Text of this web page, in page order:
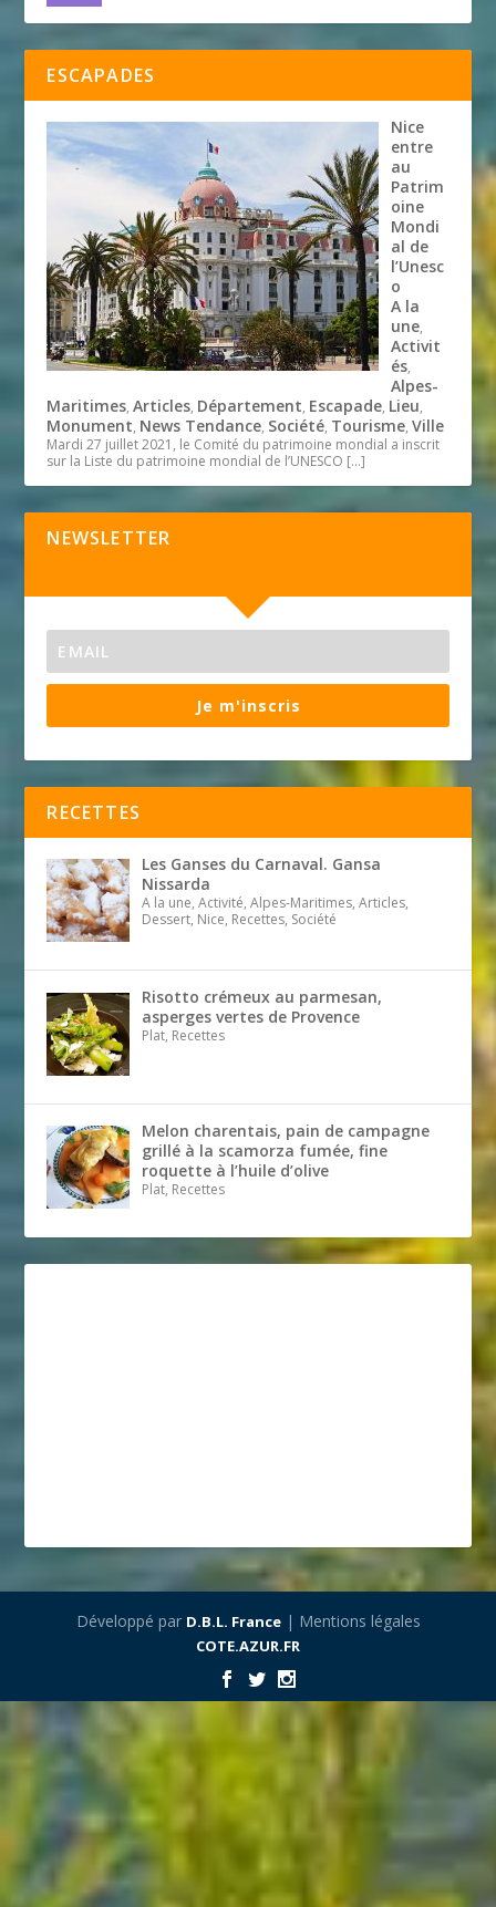
ESCAPADES
Nice
entre
au
Patrim
oine
Mondi
al de
l’Unesc
o
A la
une,
Activit
és,
Alpes-
Maritimes,Articles, Département, Escapade, Lieu,
Monument, News Tendance, Société, Tourisme,Ville
Mardi 27 juillet 2021, le Comité du patrimoine mondial a inscrit
sur la Liste du patrimoine mondial de l’UNESCO […]
NEWSLETTER
Je m'inscris
RECETTES
Les Ganses du Carnaval. Gansa
Nissarda
A la une, Activité, Alpes-Maritimes, Articles,
Dessert, Nice, Recettes, Société
Risotto crémeux au parmesan,
asperges vertes de Provence
Plat, Recettes
Melon charentais, pain de campagne
grillé à la scamorza fumée, fine
roquette à l’huile d’olive
Plat, Recettes
Développé par D.B.L. France| Mentions légales
COTE.AZUR.FR